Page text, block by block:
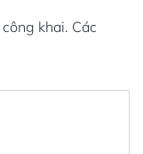
khai. Các